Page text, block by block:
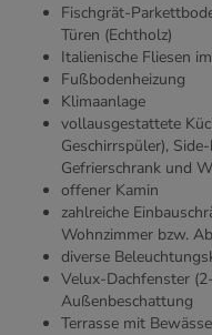
Fischgrät-
Türen (Echtholz)
Italienische Fliesen
Fußbodenheizung
Klimaanlage
vollausgestattete
Geschirrspüler),
Gefrierschrank und
offener Kamin
zahlreiche
Wohnzimmer bzw.
diverse
Velux-Dachfenster
Außenbeschattung
Terrasse mit